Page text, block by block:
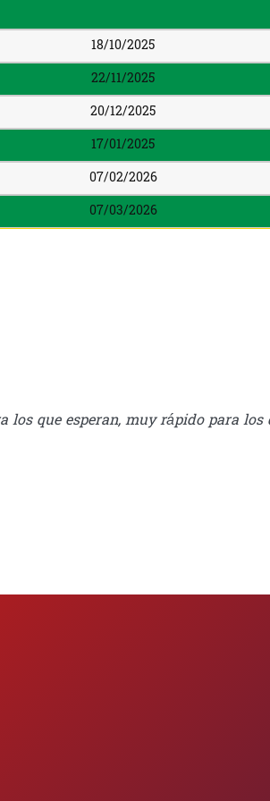
18/10/2025
22/11/2025
20/12/2025
17/01/2025
07/02/2026
07/03/2026
los que esperan, muy rápido para